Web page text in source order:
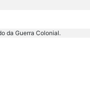
da Guerra Colonial.